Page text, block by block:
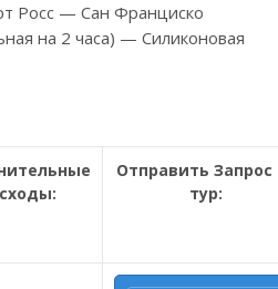
Росс — Сан Франциско
на 2 часа) — Силиконовая
Отправить Запрос
тур: